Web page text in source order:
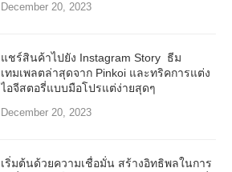
December 20, 2023
แชร์สินค้าไปยัง Instagram Story ธีม
เทมเพลตล่าสุดจาก Pinkoi และทริคการแต่ง
ไอจีสตอรี่แบบมือโปรแต่ง่ายสุดๆ
December 20, 2023
เริ่มต้นด้วยความเชื่อมั่น สร้างอิทธิพลในการ